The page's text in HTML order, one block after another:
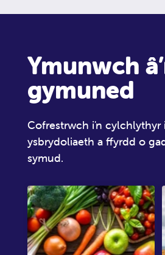
Ymunwch
gymuned
Cofrestrwch i'n cylchlythyr
ysbrydoliaeth a ffyrdd o
symud.